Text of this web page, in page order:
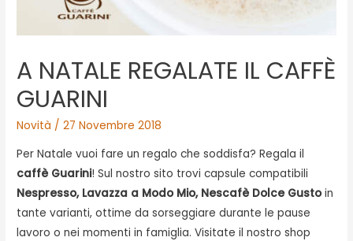
A NATALE REGALATE IL CAFFÈ
GUARINI
Novità /27 Novembre 2018
Per Natale vuoi fare un regalo che soddisfa? Regala il
caffè Guarini! Sul nostro sito trovi capsule compatibili
Nespresso, Lavazza a Modo Mio, Nescafè Dolce Gusto in
tante varianti, ottime da sorseggiare durante le pause
lavoro o nei momenti in famiglia. Visitate il nostro shop